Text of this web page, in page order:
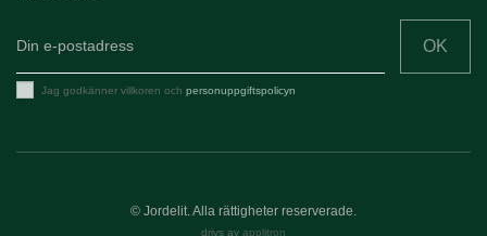
OK
Jag godkänner villkoren och personuppgiftspolicyn
© Jordelit. Alla rättigheter reserverade.
drivs av applitron